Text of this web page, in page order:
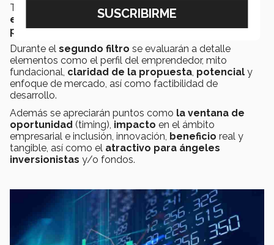
También se realizará una revisión y una
extemporánea
de aquellosproyectos que tengan
potencial a pesar de que no cumplan con las bases.
Durante el segundo filtro se evaluarán a detalle
elementos como el perfil del emprendedor, mito
fundacional, claridad de la propuesta potencial y
enfoque de mercado, así como factibilidad de
desarrollo.
Además se apreciarán puntos como la ventana de
oportunidad (timing), impacto en el ámbito
empresarial e inclusión, innovación, beneficio real y
tangible, así como el atractivo para ángeles
inversionistas y/o fondos.